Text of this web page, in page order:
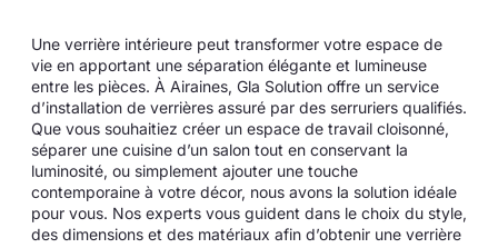
Une verrière intérieure peut transformer votre espace de
vie en apportant une séparation élégante et lumineuse
entre les pièces. À Airaines, Gla Solution offre un service
d’installation de verrières assuré par des serruriers qualifiés.
Que vous souhaitiez créer un espace de travail cloisonné,
séparer une cuisine d’un salon tout en conservant la
luminosité, ou simplement ajouter une touche
contemporaine à votre décor, nous avons la solution idéale
pour vous. Nos experts vous guident dans le choix du style,
des dimensions et des matériaux afin d’obtenir une verrière